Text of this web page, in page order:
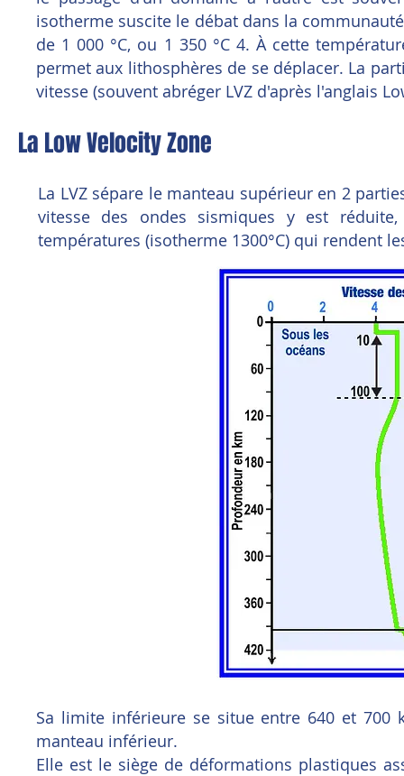
isotherme suscite le débat dans la
de 1 000 °C, ou 1 350 °C 4. À cette
permet aux lithosphères de se déplacer. La
vitesse (souvent abréger LVZ d'après l'anglais
La Low Velocity Zone
La LVZ sépare le manteau supérieur en 2
vitesse des ondes sismiques y est
températures (isotherme 1300°C) qui rendent
Sa limite inférieure se situe entre 640 et
manteau inférieur.
Elle est le siège de déformations plastiques